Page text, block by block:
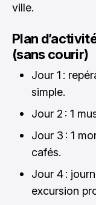
ville.
Plan
(sans courir)
Jour 1 :
simple.
Jour 2 : 1
Jour 3 : 1
cafés.
Jour 4 :
excursion